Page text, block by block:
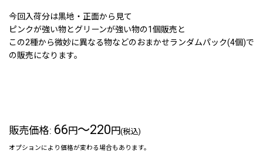
今回入荷分は黒地・正面から見て
ピンクが強い物とグリーンが強い物の1個販売と
この2種から微妙に異なる物などのおまかせランダムパック(4個)で
の販売になります。
販売価格: 66円～220円(税込)
オプションにより価格が変わる場合もあります。